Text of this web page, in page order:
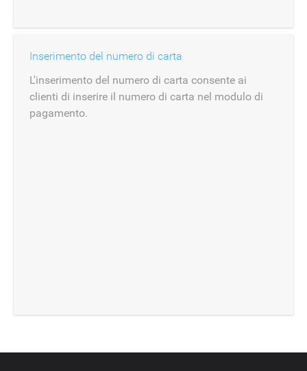
Inserimento del numero di carta
L'inserimento del numero di carta consente ai
clienti di inserire il numero di carta nel modulo di
pagamento.